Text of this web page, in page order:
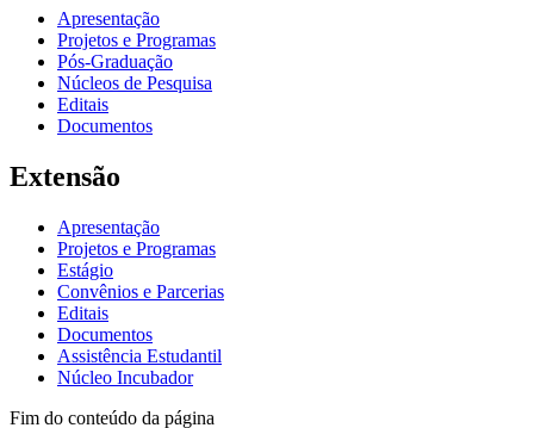
Apresentação
Projetos e Programas
Pós-Graduação
Núcleos de Pesquisa
Editais
Documentos
Extensão
Apresentação
Projetos e Programas
Estágio
Convênios e Parcerias
Editais
Documentos
Assistência Estudantil
Núcleo Incubador
Fim do conteúdo da página